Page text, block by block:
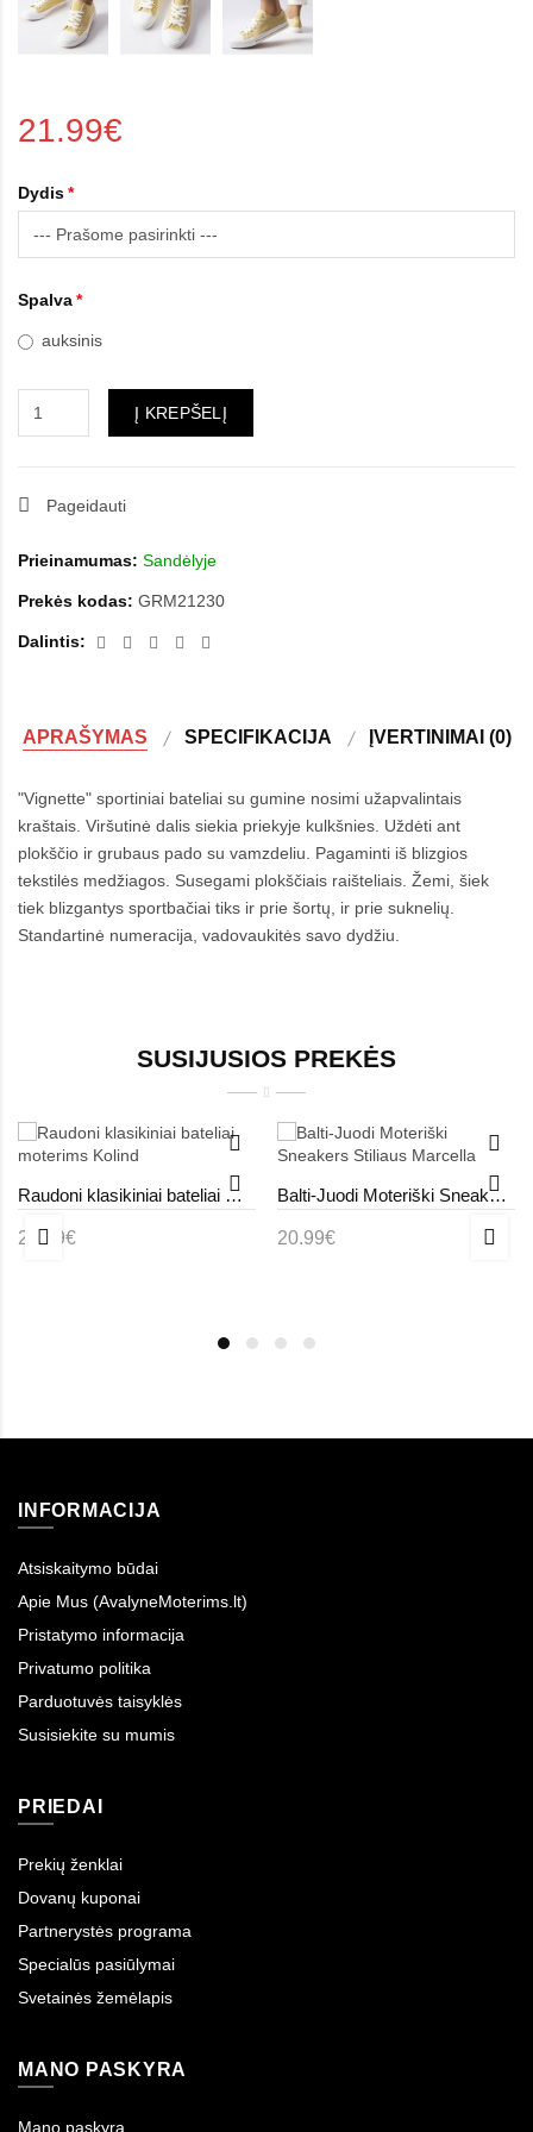
21.99€
Dydis
Spalva
auksinis
Į KREPŠELĮ
Pageidauti
Prieinamumas: Sandėlyje
Prekės kodas: GRM21230
Dalintis:
APRAŠYMAS SPECIFIKACIJA ĮVERTINIMAI (0)
"Vignette" sportiniai bateliai su gumine nosimi užapvalintais
kraštais. Viršutinė dalis siekia priekyje kulkšnies. Uždėti ant
plokščio ir grubaus pado su vamzdeliu. Pagaminti iš blizgios
tekstilės medžiagos. Susegami plokščiais raišteliais. Žemi, šiek
tiek blizgantys sportbačiai tiks ir prie šortų, ir prie suknelių.
Standartinė numeracija, vadovaukitės savo dydžiu.
SUSIJUSIOS PREKĖS
Raudoni klasikiniai bateliai moterims Kolind
24.99€
Balti-Juodi Moteriški Sneakers Stiliaus Marcella
20.99€
INFORMACIJA
Atsiskaitymo būdai
Apie Mus (AvalyneMoterims.lt)
Pristatymo informacija
Privatumo politika
Parduotuvės taisyklės
Susisiekite su mumis
PRIEDAI
Prekių ženklai
Dovanų kuponai
Partnerystės programa
Specialūs pasiūlymai
Svetainės žemėlapis
MANO PASKYRA
Mano paskyra